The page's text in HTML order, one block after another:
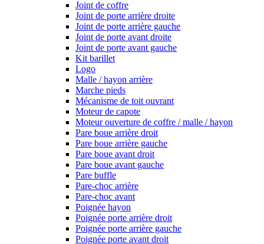
Joint de coffre
Joint de porte arrière droite
Joint de porte arrière gauche
Joint de porte avant droite
Joint de porte avant gauche
Kit barillet
Logo
Malle / hayon arrière
Marche pieds
Mécanisme de toit ouvrant
Moteur de capote
Moteur ouverture de coffre / malle / hayon
Pare boue arrière droit
Pare boue arrière gauche
Pare boue avant droit
Pare boue avant gauche
Pare buffle
Pare-choc arrière
Pare-choc avant
Poignée hayon
Poignée porte arrière droit
Poignée porte arrière gauche
Poignée porte avant droit